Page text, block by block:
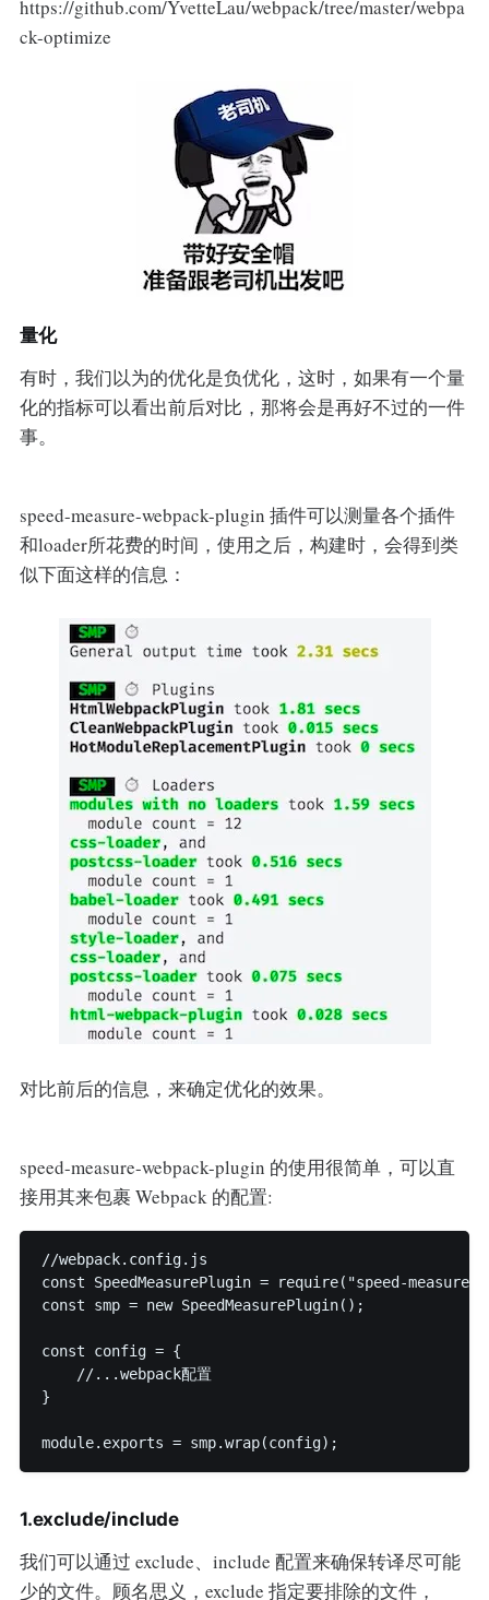
https://github.com/YvetteLau/webpack/tree/master/webpa
ck-optimize
量化
有时，我们以为的优化是负优化，这时，如果有一个量
化的指标可以看出前后对比，那将会是再好不过的一件
事。
speed-measure-webpack-plugin 插件可以测量各个插件
和loader所花费的时间，使用之后，构建时，会得到类
似下面这样的信息：
对比前后的信息，来确定优化的效果。
speed-measure-webpack-plugin 的使用很简单，可以直
接用其来包裹 Webpack 的配置:
//webpack.config.js
const SpeedMeasurePlugin = require("speed-
const smp = new SpeedMeasurePlugin();
const config = {
//...webpack配置
}
module.exports = smp.wrap(config);
1.exclude/include
我们可以通过 exclude、include 配置来确保转译尽可能
少的文件。顾名思义，exclude 指定要排除的文件，